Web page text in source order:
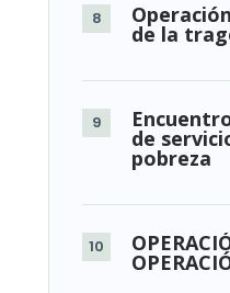
de la
de
pobreza